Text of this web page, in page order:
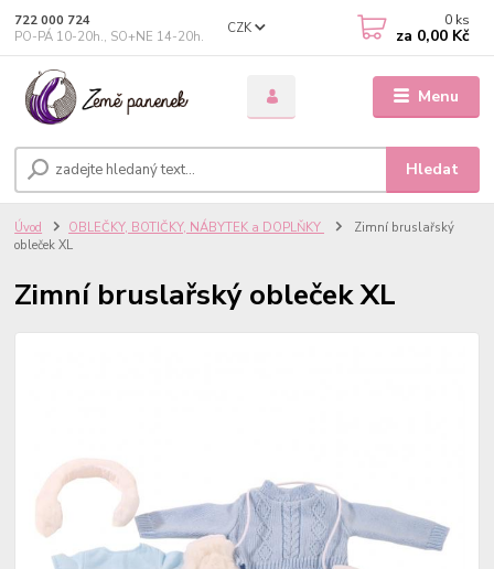
Menu
CZK
Hledat
722 000 724
PO-PÁ 10-20h., SO+NE 14-20h.
0 ks
za 0,00 Kč
Úvod OBLEČKY, BOTIČKY, NÁBYTEK a DOPLŇKY
Zimní bruslařský
obleček XL
Zimní bruslařský obleček XL